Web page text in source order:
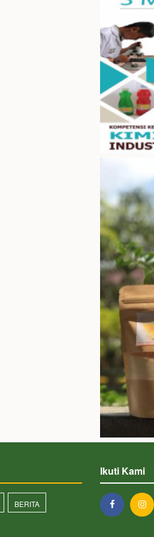
BERITA
Ikuti Kami